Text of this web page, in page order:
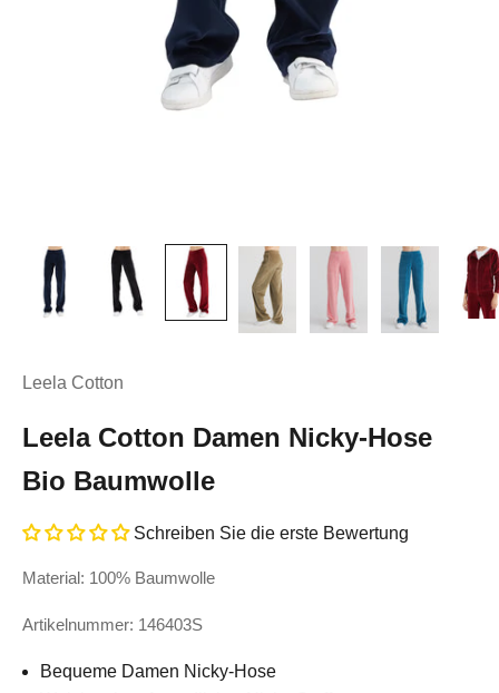
Leela Cotton
Leela Cotton Damen Nicky-Hose
Bio Baumwolle
Schreiben Sie die erste Bewertung
Material: 100% Baumwolle
Artikelnummer: 146403S
Bequeme Damen Nicky-Hose